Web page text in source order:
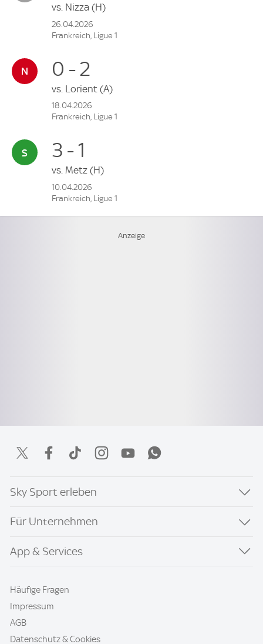
vs. Nizza (H)
26.04.2026
Frankreich, Ligue 1
0 - 2
vs. Lorient (A)
18.04.2026
Frankreich, Ligue 1
3 - 1
vs. Metz (H)
10.04.2026
Frankreich, Ligue 1
Sky Sport erleben
Für Unternehmen
App & Services
Häufige Fragen
Impressum
AGB
Datenschutz & Cookies